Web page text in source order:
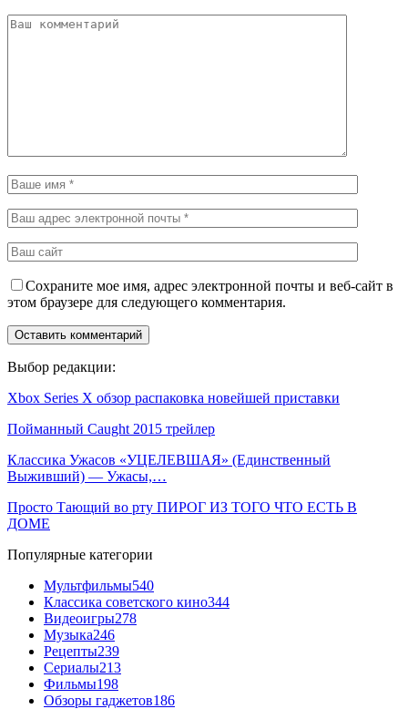
Сохраните мое имя, адрес электронной почты и веб-сайт в
этом браузере для следующего комментария.
Выбор редакции:
Xbox Series X обзор распаковка новейшей приставки
Пойманный Caught 2015 трейлер
Классика Ужасов «УЦЕЛЕВШАЯ» (Единственный
Выживший) — Ужасы,…
Просто Тающий во рту ПИРОГ ИЗ ТОГО ЧТО ЕСТЬ В
ДОМЕ
Популярные категории
Мультфильмы540
Классика советского кино344
Видеоигры278
Музыка246
Рецепты239
Сериалы213
Фильмы198
Обзоры гаджетов186